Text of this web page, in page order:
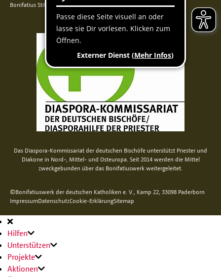
Bonifatius Stiftungszentrum
Das Diaspora-Kommissariat der deutschen Bischöfe unterstützt Priester und
Diakone in Nord-, Mittel- und Osteuropa. Seit 2014 werden die Mittel
zweckgebunden über das Bonifatiuswerk weitergeleitet.
©Bonifatiuswerk der deutschen Katholiken e. V., Kamp 22, 33098 Paderborn
ImpressumDatenschutzCookie-ErklärungSitemap
Hauptnavigation
Hilfen
Unterstützen
Projekte
Aktionen